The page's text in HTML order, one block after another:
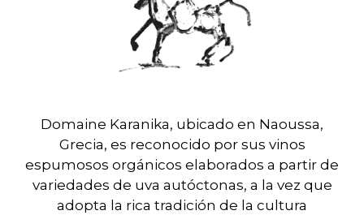
Domaine Karanika, ubicado en Naoussa,
Grecia, es reconocido por sus vinos
espumosos orgánicos elaborados a partir de
variedades de uva autóctonas, a la vez que
adopta la rica tradición de la cultura